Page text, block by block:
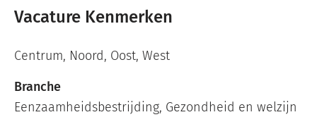
Vacature Kenmerken
Centrum, Noord, Oost, West
Branche
Eenzaamheidsbestrijding, Gezondheid en welzijn